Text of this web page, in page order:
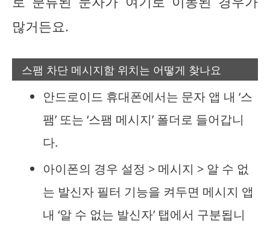
많거든요.
스팸 차단 메시지함 위치는 어떻게 찾나요
안드로이드 휴대폰에서는 문자 앱 내 ‘스
팸’ 또는 ‘스팸 메시지’ 폴더로 들어갑니
다.
아이폰의 경우 설정 > 메시지 > 알 수 없
는 발신자 필터 기능을 켜두면 메시지 앱
내 ‘알 수 없는 발신자’ 탭에서 구분됩니